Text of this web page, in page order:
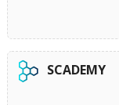
SCADEMY